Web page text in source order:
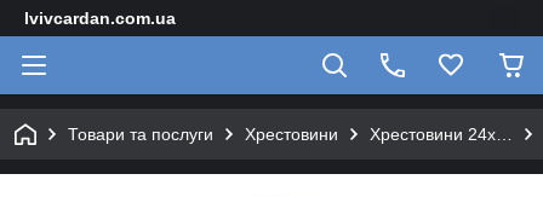
lvivcardan.com.ua
Товари та послуги Хрестовини Хрестовини 24х…